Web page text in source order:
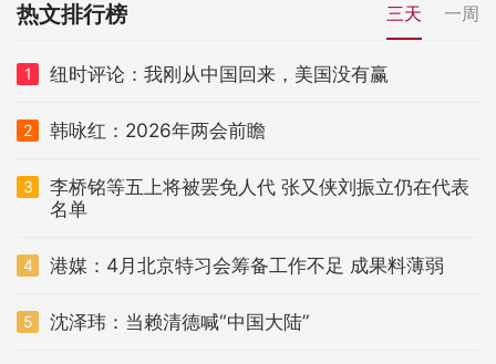
热文排行榜 三天 一周
1 纽时评论：我刚从中国回来，美国没有赢
2 韩咏红：2026年两会前瞻
3
李桥铭等五上将被罢免人代 张又侠刘振立仍在代表
名单
4 港媒：4月北京特习会筹备工作不足 成果料薄弱
5 沈泽玮：当赖清德喊“中国大陆”